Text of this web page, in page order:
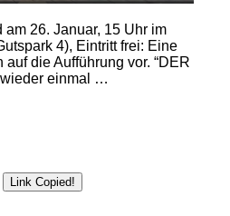
am 26. Januar, 15 Uhr im
4), Eintritt frei: Eine
die Aufführung vor. “DER
einmal …
Link Copied!